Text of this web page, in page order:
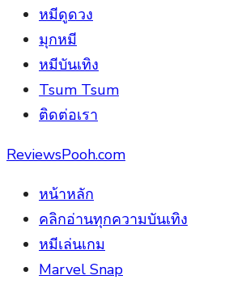
หมีดูดวง
มุกหมี
หมีบันเทิง
Tsum Tsum
ติดต่อเรา
ReviewsPooh.com
หน้าหลัก
คลิกอ่านทุกความบันเทิง
หมีเล่นเกม
Marvel Snap